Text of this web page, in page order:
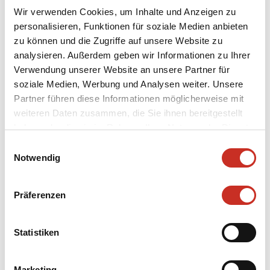
Wir verwenden Cookies, um Inhalte und Anzeigen zu
personalisieren, Funktionen für soziale Medien anbieten
zu können und die Zugriffe auf unsere Website zu
analysieren. Außerdem geben wir Informationen zu Ihrer
Verwendung unserer Website an unsere Partner für
soziale Medien, Werbung und Analysen weiter. Unsere
Partner führen diese Informationen möglicherweise mit
weiteren Daten zusammen, die Sie ihnen bereitgestellt
haben oder die sie im Rahmen Ihrer Nutzung der Dienste
Notwendig
Präferenzen
Statistiken
Bildhauer
Monnerat, Pierre
Kostümbildner